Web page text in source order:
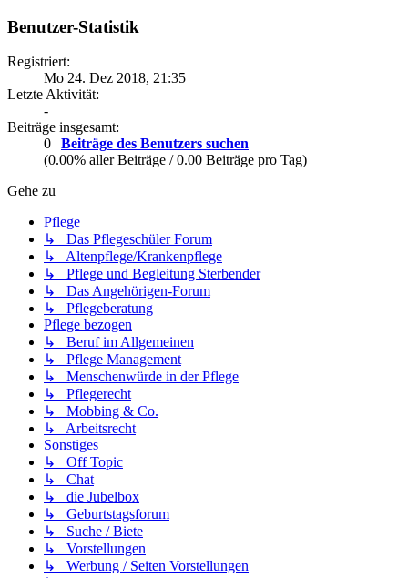
Benutzer-Statistik
Registriert:
Mo 24. Dez 2018, 21:35
Letzte Aktivität:
-
Beiträge insgesamt:
0 | Beiträge des Benutzers suchen
(0.00% aller Beiträge / 0.00 Beiträge pro Tag)
Gehe zu
Pflege
↳ Das Pflegeschüler Forum
↳ Altenpflege/Krankenpflege
↳ Pflege und Begleitung Sterbender
↳ Das Angehörigen-Forum
↳ Pflegeberatung
Pflege bezogen
↳ Beruf im Allgemeinen
↳ Pflege Management
↳ Menschenwürde in der Pflege
↳ Pflegerecht
↳ Mobbing & Co.
↳ Arbeitsrecht
Sonstiges
↳ Off Topic
↳ Chat
↳ die Jubelbox
↳ Geburtstagsforum
↳ Suche / Biete
↳ Vorstellungen
↳ Werbung / Seiten Vorstellungen